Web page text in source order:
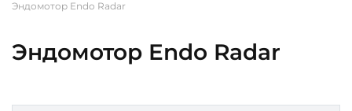
Эндомотор Endo Radar
Эндомотор Endo Radar